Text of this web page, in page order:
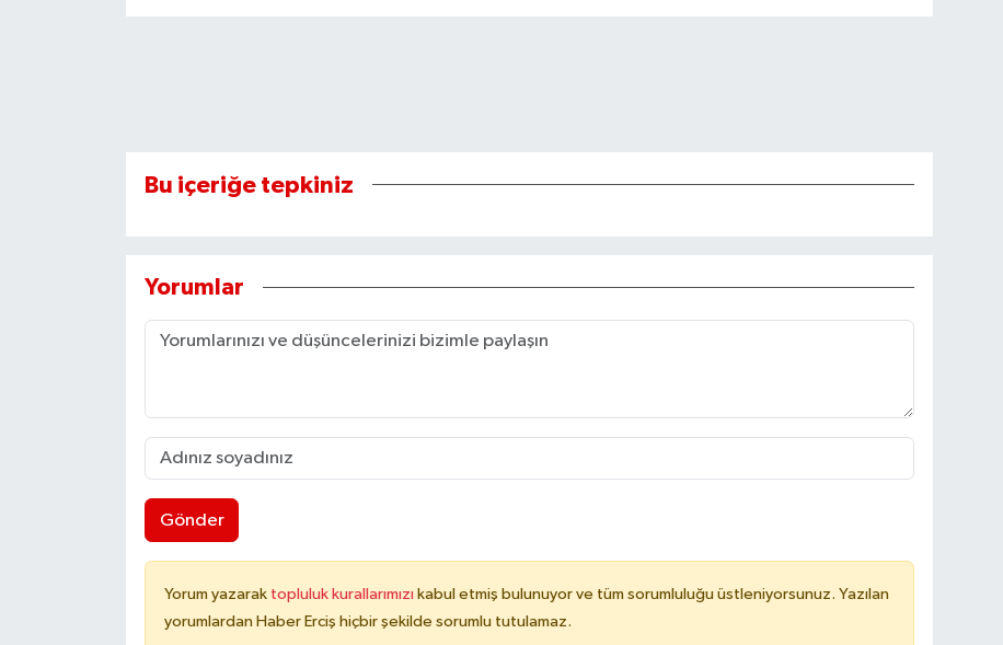
Bu içeriğe tepkiniz
Yorumlar
Gönder
Yorum yazarak topluluk kurallarımızı kabul etmiş bulunuyor ve tüm sorumluluğu üstleniyorsunuz. Yazılan
yorumlardan Haber Erciş hiçbir şekilde sorumlu tutulamaz.